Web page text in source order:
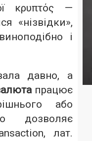
κρυπτός —
«нізвідки»,
і
давно, а
працює
або
дозволяє
лат.